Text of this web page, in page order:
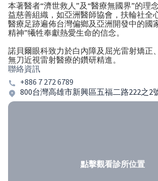
本著醫者“濟世救人”及“醫療無國界”的理
益慈善組織，如亞洲醫師協會，扶輪社全
醫療足跡遍佈台灣偏鄉及亞洲開發中的國
精神”犧牲奉獻熱愛生命的信念。
諾貝爾眼科致力於白內障及屈光雷射矯正
無刀近視雷射醫療的鑽研精進。
聯絡資訊
+886 7 272 6789
800台灣高雄市新興區五福二路222之2
點擊觀看診所位置